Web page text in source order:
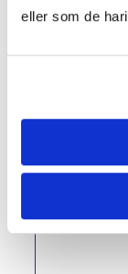
eller som de